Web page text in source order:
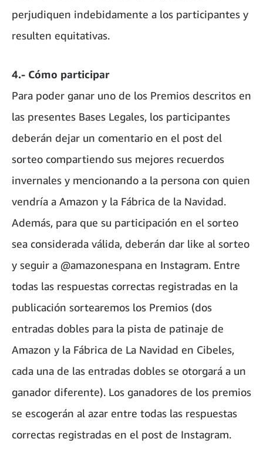
perjudiquen indebidamente a los participantes y
resulten equitativas.
4.- Cómo participar
Para poder ganar uno de los Premios descritos en
las presentes Bases Legales, los participantes
deberán dejar un comentario en el post del
sorteo compartiendo sus mejores recuerdos
invernales y mencionando a la persona con quien
vendría a Amazon y la Fábrica de la Navidad.
Además, para que su participación en el sorteo
sea considerada válida, deberán dar like al sorteo
y seguir a @amazonespana en Instagram. Entre
todas las respuestas correctas registradas en la
publicación sortearemos los Premios (dos
entradas dobles para la pista de patinaje de
Amazon y la Fábrica de La Navidad en Cibeles,
cada una de las entradas dobles se otorgará a un
ganador diferente). Los ganadores de los premios
se escogerán al azar entre todas las respuestas
correctas registradas en el post de Instagram.